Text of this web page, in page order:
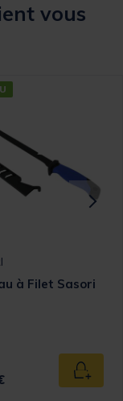
vous
à Filet Sasori